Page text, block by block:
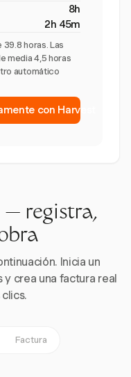
8h
2h 45m
39.8 horas. Las
media 4,5 horas
automático
con Harvest
— registra,
Inicia un
crea una factura real
Factura